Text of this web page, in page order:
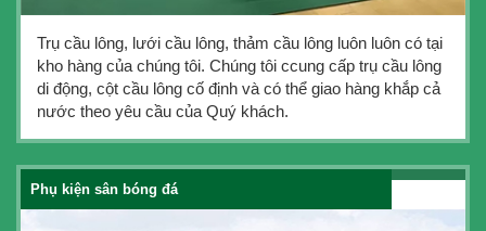
Trụ cầu lông, lưới cầu lông, thảm cầu lông luôn luôn có tại
kho hàng của chúng tôi. Chúng tôi ccung cấp trụ cầu lông
di động, cột cầu lông cố định và có thể giao hàng khắp cả
nước theo yêu cầu của Quý khách.
Phụ kiện sân bóng đá